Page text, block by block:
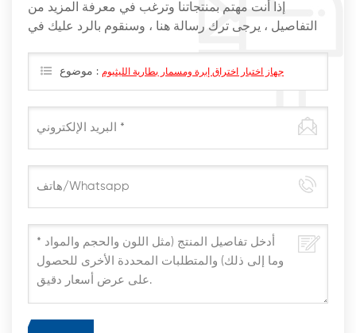
إذا أنت مهتم بمنتجاتنا وترغب في معرفة المزيد من
التفاصيل ، يرجى ترك رسالة هنا ، وسنقوم بالرد عليك في
موضوع : جهاز اختبار اختراق إبرة ومسمار بطارية الليثيوم